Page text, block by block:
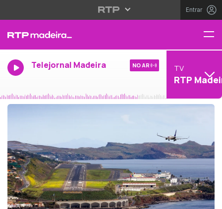
Entrar
Telejornal Madeira NO AR TV
RTP